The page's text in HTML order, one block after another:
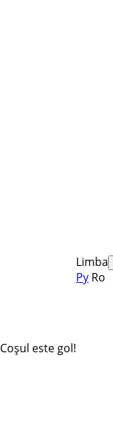
Limba
Ру Ro
Coșul este gol!